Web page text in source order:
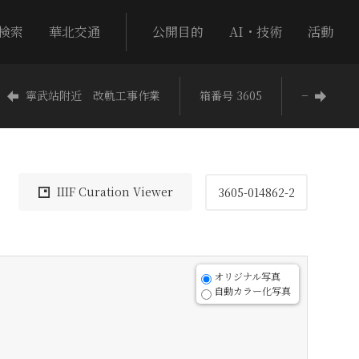
索 華北交通 公開目的 AI・技術 活動
寧武站附近 改軌工事作業 箱番号 3605 −
IIIF Curation Viewer 3605-014862-2
オリジナル写真
自動カラー化写真